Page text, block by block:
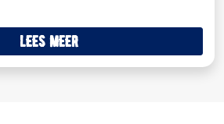
lees meer